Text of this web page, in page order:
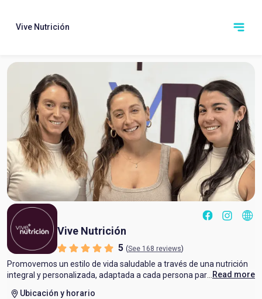
Vive Nutrición
Vive Nutrición
5 (See 168 reviews)
Promovemos un estilo de vida saludable a través de una nutrición
integral y personalizada, adaptada a cada persona para mejorar
...Read more
Ubicación y horario